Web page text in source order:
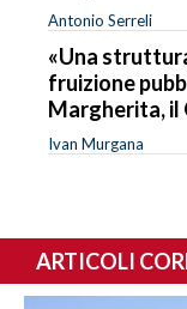
Antonio Serreli
«Una
fruizione
Margherita, il
Ivan Murgana
ARTICOLI